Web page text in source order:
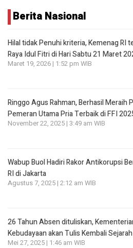
Berita Nasional
Hilal tidak Penuhi kriteria, Kemenag RI
Raya Idul Fitri di Hari Sabtu 21 Maret
Maret 19, 2026 | 1:52 pm WIB
Ringgo Agus Rahman, Berhasil Meraih
Pemeran Utama Pria Terbaik di FFI
November 22, 2025 | 3:49 am WIB
Wabup Buol Hadiri Rakor Antikorupsi
RI di Jakarta
Agustus 7, 2025 | 2:12 am WIB
26 Tahun Absen dituliskan,
Kebudayaan akan Tulis Kembali
Mei 27, 2025 | 1:46 am WIB